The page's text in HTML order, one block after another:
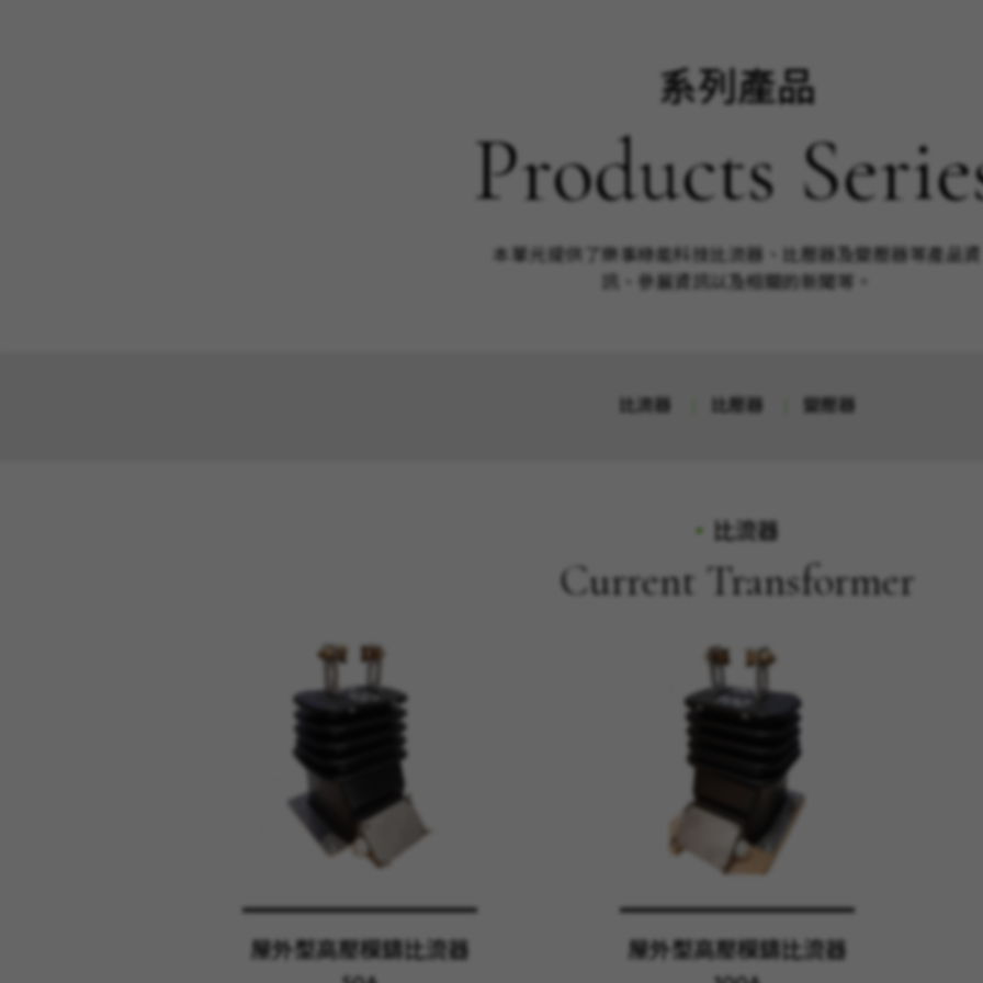
系列產品
Products
本單元提供了樂事綠能科技比流器、比壓器及變壓器等產品資
訊、參展資訊以及相關的新聞等。
比流器 比壓器 變壓器
比流器
Current Transformer
屋外型高壓模鑄比流器
屋外型高壓模鑄比流器